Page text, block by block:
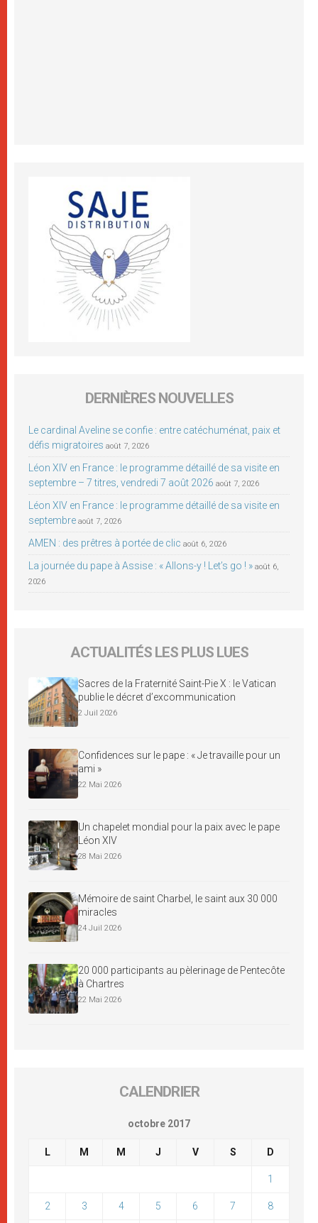
DERNIÈRES NOUVELLES
Le cardinal Aveline se confie : entre catéchuménat, paix et
défis migratoires août 7, 2026
Léon XIV en France : le programme détaillé de sa visite en
septembre – 7 titres, vendredi 7 août 2026 août 7, 2026
Léon XIV en France : le programme détaillé de sa visite en
septembre août 7, 2026
AMEN : des prêtres à portée de clic août 6, 2026
La journée du pape à Assise : « Allons-y ! Let’s go ! » août 6,
2026
ACTUALITÉS LES PLUS LUES
Sacres de la Fraternité Saint-Pie X : le Vatican
publie le décret d’excommunication
2 Juil 2026
Confidences sur le pape : « Je travaille pour un
ami »
22 Mai 2026
Un chapelet mondial pour la paix avec le pape
Léon XIV
28 Mai 2026
Mémoire de saint Charbel, le saint aux 30 000
miracles
24 Juil 2026
20 000 participants au pèlerinage de Pentecôte
à Chartres
22 Mai 2026
CALENDRIER
octobre 2017
L M M J V S D
1
2 3 4 5 6 7 8